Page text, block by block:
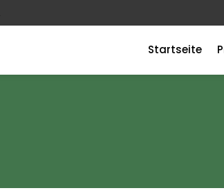
Startseite